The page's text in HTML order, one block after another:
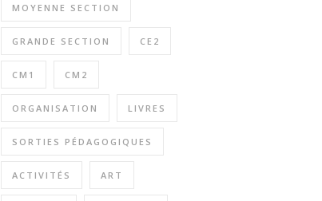
MOYENNE SECTION
GRANDE SECTION CE2
CM1 CM2
ORGANISATION LIVRES
SORTIES PÉDAGOGIQUES
ACTIVITÉS ART